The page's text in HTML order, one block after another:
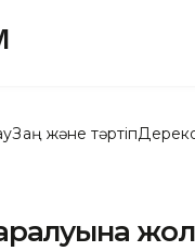
Заң және тәртіп